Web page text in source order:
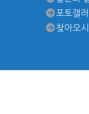
포토갤
찾아오